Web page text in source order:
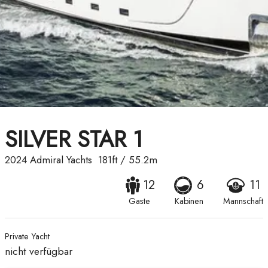
SILVER STAR 1
2024 Admiral Yachts 181ft/ 55.2m
12
Gaste
6
Kabinen
11
Mannschaft
Private Yacht
nicht verfügbar